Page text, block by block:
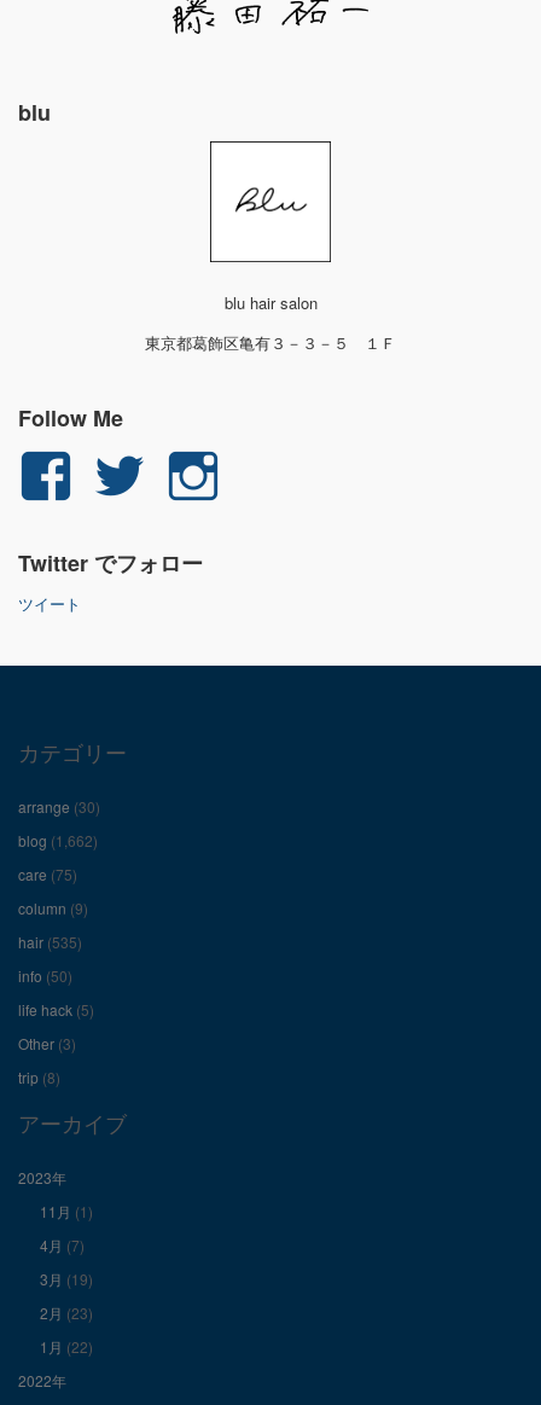
blu
blu hair salon
東京都葛飾区亀有３－３－５ １Ｆ
Follow Me
yuichi.fujita.351
ん
ロ
フ
ィ
ー
ル
を
Facebook
で
示
yu_1_fjt
ん
Twitter でフォロー
ツイート
カテゴリー
arrange (30)
blog (1,662)
care (75)
column (9)
hair (535)
info (50)
life hack (5)
Other (3)
trip (8)
アーカイブ
2023年
11月 (1)
4月 (7)
3月 (19)
2月 (23)
1月 (22)
2022年